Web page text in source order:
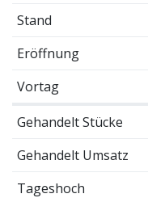
Stand
Eröffnung
Vortag
Gehandelt Stücke
Gehandelt Umsatz
Tageshoch